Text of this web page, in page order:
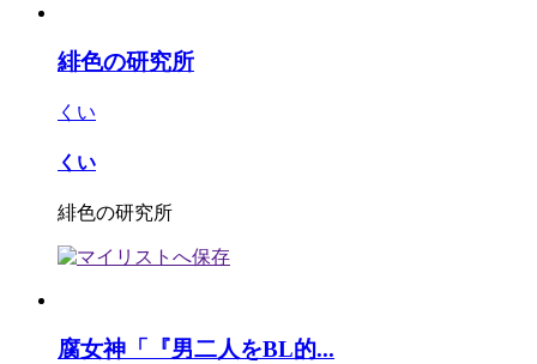
緋色の研究所
くい
くい
緋色の研究所
腐女神「『男二人をBL的...